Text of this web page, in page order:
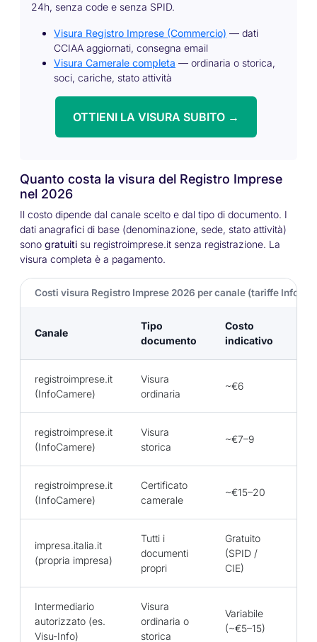
24h, senza code e senza SPID.
Visura Registro Imprese (Commercio) — dati
CCIAA aggiornati, consegna email
Visura Camerale completa — ordinaria o storica,
soci, cariche, stato attività
OTTIENI LA VISURA SUBITO →
Quanto costa la visura del Registro Imprese
nel 2026
Il costo dipende dal canale scelto e dal tipo di documento. I
dati anagrafici di base (denominazione, sede, stato attività)
sono gratuiti su registroimprese.it senza registrazione. La
visura completa è a pagamento.
Costi visura Registro Imprese 2026 per canale (tariffe
Canale
Tipo
documento
Costo
indicativo
registroimprese.it
(InfoCamere)
Visura
ordinaria
~€6
registroimprese.it
(InfoCamere)
Visura
storica
~€7–9
registroimprese.it
(InfoCamere)
Certificato
camerale
~€15–20
impresa.italia.it
(propria impresa)
Tutti i
documenti
propri
Gratuito
(SPID /
CIE)
Intermediario
autorizzato (es.
Visu-Info)
Visura
ordinaria o
storica
Variabile
(~€5–15)